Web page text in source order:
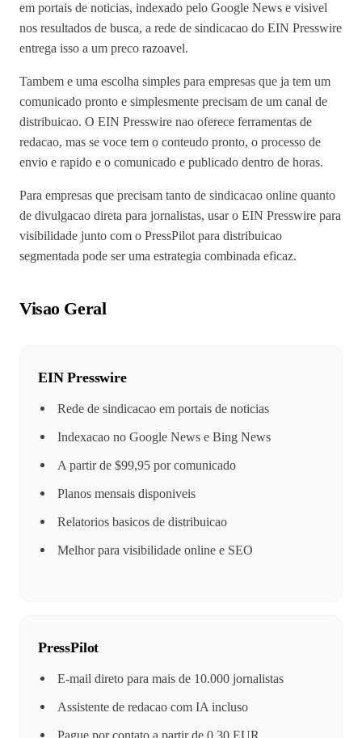
em portais de noticias, indexado pelo Google News e visivel
nos resultados de busca, a rede de sindicacao do EIN Presswire
entrega isso a um preco razoavel.
Tambem e uma escolha simples para empresas que ja tem um
comunicado pronto e simplesmente precisam de um canal de
distribuicao. O EIN Presswire nao oferece ferramentas de
redacao, mas se voce tem o conteudo pronto, o processo de
envio e rapido e o comunicado e publicado dentro de horas.
Para empresas que precisam tanto de sindicacao online quanto
de divulgacao direta para jornalistas, usar o EIN Presswire para
visibilidade junto com o PressPilot para distribuicao
segmentada pode ser uma estrategia combinada eficaz.
Visao Geral
EIN Presswire
Rede de sindicacao em portais de noticias
Indexacao no Google News e Bing News
A partir de $99,95 por comunicado
Planos mensais disponiveis
Relatorios basicos de distribuicao
Melhor para visibilidade online e SEO
PressPilot
E-mail direto para mais de 10.000 jornalistas
Assistente de redacao com IA incluso